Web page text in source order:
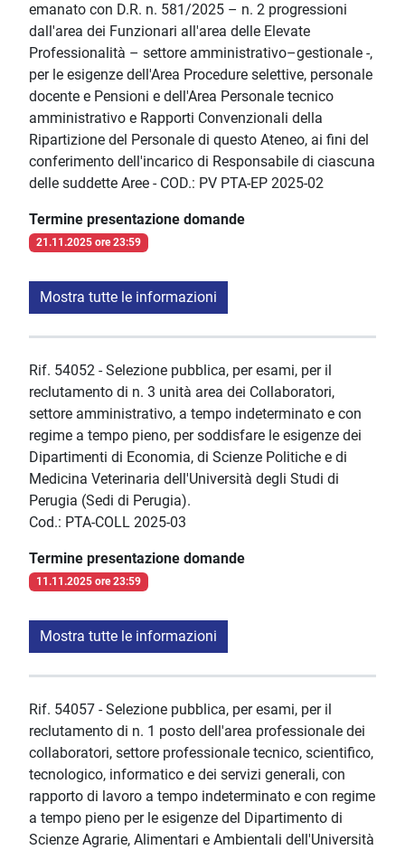
emanato con D.R. n. 581/2025 – n. 2 progressioni
dall'area dei Funzionari all'area delle Elevate
Professionalità – settore amministrativo–gestionale -,
per le esigenze dell'Area Procedure selettive, personale
docente e Pensioni e dell'Area Personale tecnico
amministrativo e Rapporti Convenzionali della
Ripartizione del Personale di questo Ateneo, ai fini del
conferimento dell'incarico di Responsabile di ciascuna
delle suddette Aree - COD.: PV PTA-EP 2025-02
Termine presentazione domande
21.11.2025 ore 23:59
Mostra tutte le informazioni
Rif. 54052 - Selezione pubblica, per esami, per il
reclutamento di n. 3 unità area dei Collaboratori,
settore amministrativo, a tempo indeterminato e con
regime a tempo pieno, per soddisfare le esigenze dei
Dipartimenti di Economia, di Scienze Politiche e di
Medicina Veterinaria dell'Università degli Studi di
Perugia (Sedi di Perugia).
Cod.: PTA-COLL 2025-03
Termine presentazione domande
11.11.2025 ore 23:59
Mostra tutte le informazioni
Rif. 54057 - Selezione pubblica, per esami, per il
reclutamento di n. 1 posto dell'area professionale dei
collaboratori, settore professionale tecnico, scientifico,
tecnologico, informatico e dei servizi generali, con
rapporto di lavoro a tempo indeterminato e con regime
a tempo pieno per le esigenze del Dipartimento di
Scienze Agrarie, Alimentari e Ambientali dell'Università